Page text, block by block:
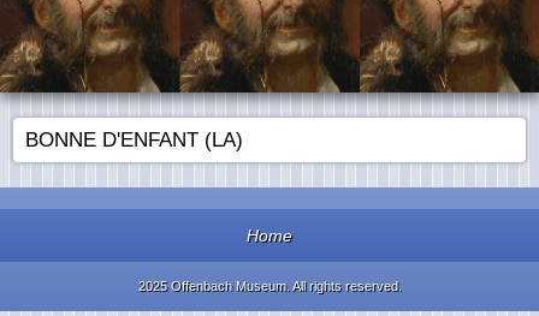
BONNE D'ENFANT (LA)
Home
2025 Offenbach Museum. All rights reserved.